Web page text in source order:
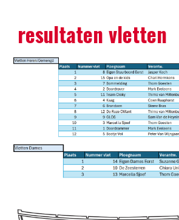
resultaten vletten